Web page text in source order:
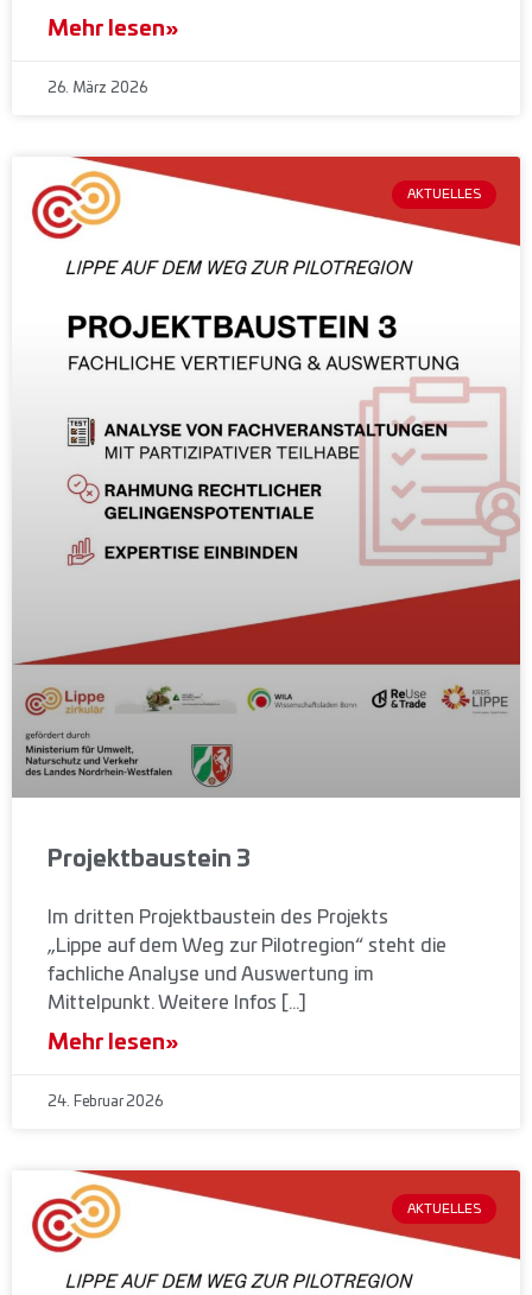
Mehr lesen»
26. März 2026
AKTUELLES
Projektbaustein 3
Im dritten Projektbaustein des Projekts
„Lippe auf dem Weg zur Pilotregion“ steht die
fachliche Analyse und Auswertung im
Mittelpunkt. Weitere Infos […]
Mehr lesen»
24. Februar 2026
AKTUELLES